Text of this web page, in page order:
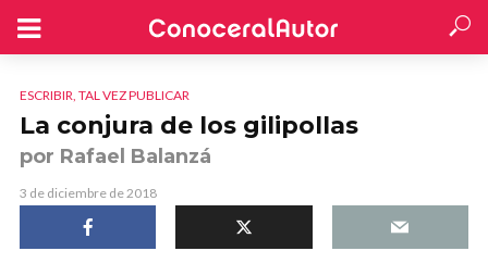
ESCRIBIR, TAL VEZ PUBLICAR
La conjura de los gilipollas
por Rafael Balanzá
3 de diciembre de 2018